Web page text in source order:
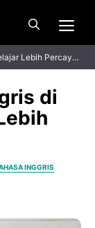
Lebih Percaya
di
INGGRIS